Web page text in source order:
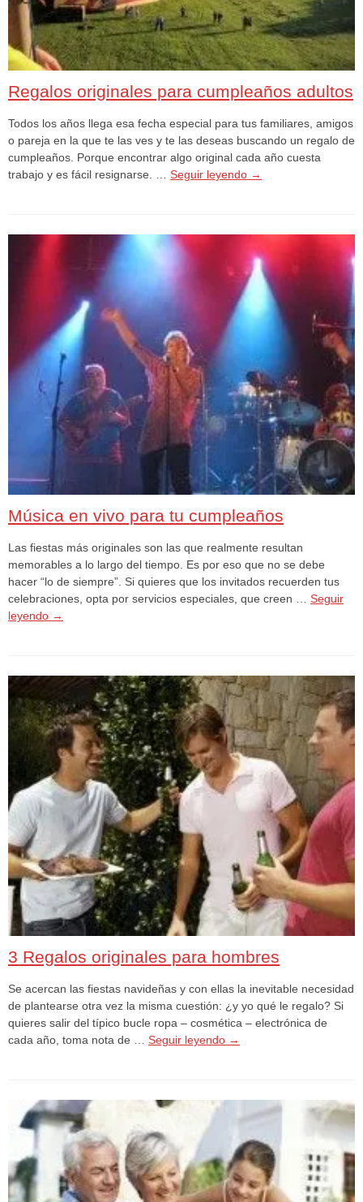
Regalos originales para cumpleaños adultos
Todos los años llega esa fecha especial para tus familiares, amigos
o pareja en la que te las ves y te las deseas buscando un regalo de
cumpleaños. Porque encontrar algo original cada año cuesta
trabajo y es fácil resignarse. … Seguir leyendo →
Música en vivo para tu cumpleaños
Las fiestas más originales son las que realmente resultan
memorables a lo largo del tiempo. Es por eso que no se debe
hacer “lo de siempre”. Si quieres que los invitados recuerden tus
celebraciones, opta por servicios especiales, que creen … Seguir
leyendo →
3 Regalos originales para hombres
Se acercan las fiestas navideñas y con ellas la inevitable necesidad
de plantearse otra vez la misma cuestión: ¿y yo qué le regalo? Si
quieres salir del típico bucle ropa – cosmética – electrónica de
cada año, toma nota de … Seguir leyendo →